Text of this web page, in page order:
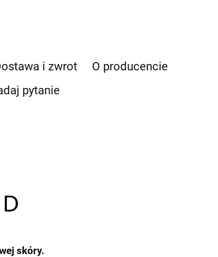
i zwrot
O producencie
pytanie
skóry.